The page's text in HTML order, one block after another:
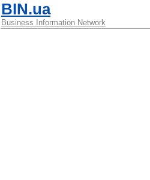
BIN.ua
Business Information Network